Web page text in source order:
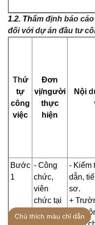
1.2. Thẩm định báo
đối với dự án đầu tư
Thứ
tự
công
việc
Đơn
vị/người
thực
hiện
Nội
Bước
1
- Công
chức,
viên
chức tại
Trung
- Kiểm
dẫn,
sơ.
+
sơ
Chú thích màu chỉ dẫn